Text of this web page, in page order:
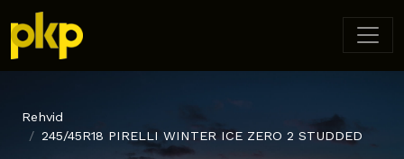
Rehvid
245/45R18 PIRELLI WINTER ICE ZERO 2 STUDDED